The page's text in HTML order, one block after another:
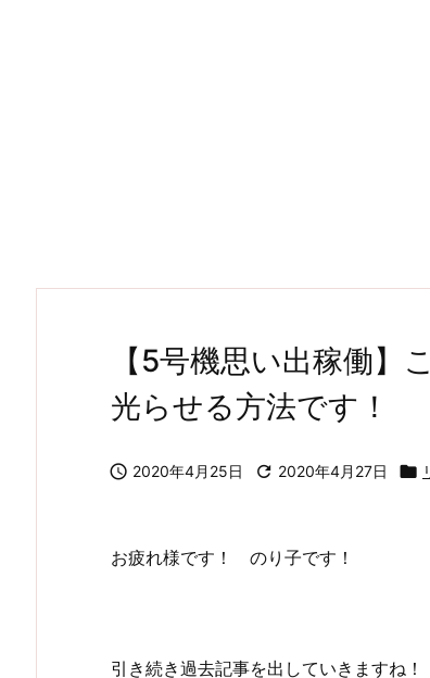
【5号機思い出稼働】
光らせる方法です！
 2020年4月25日  2020年4月27日 
お疲れ様です！ のり子です！
引き続き過去記事を出していきますね！